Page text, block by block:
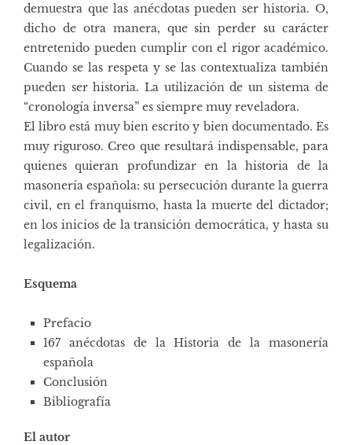
demuestra que las anécdotas pueden ser historia. O,
dicho de otra manera, que sin perder su carácter
entretenido pueden cumplir con el rigor académico.
Cuando se las respeta y se las contextualiza también
pueden ser historia. La utilización de un sistema de
“cronología inversa” es siempre muy reveladora.
El libro está muy bien escrito y bien documentado. Es
muy riguroso. Creo que resultará indispensable, para
quienes quieran profundizar en la historia de la
masonería española: su persecución durante la guerra
civil, en el franquismo, hasta la muerte del dictador;
en los inicios de la transición democrática, y hasta su
legalización.
Esquema
Prefacio
167 anécdotas de la Historia de la masonería
española
Conclusión
Bibliografía
El autor